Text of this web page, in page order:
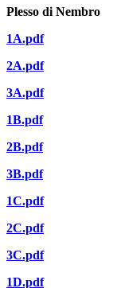
Plesso di Nembro
1A.pdf
2A.pdf
3A.pdf
1B.pdf
2B.pdf
3B.pdf
1C.pdf
2C.pdf
3C.pdf
1D.pdf